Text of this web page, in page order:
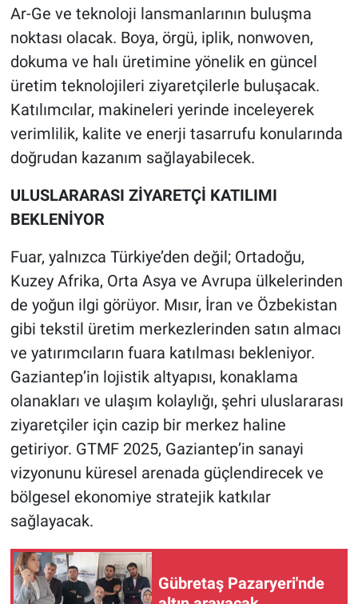
Ar-Ge ve teknoloji lansmanlarının buluşma
noktası olacak. Boya, örgü, iplik, nonwoven,
dokuma ve halı üretimine yönelik en güncel
üretim teknolojileri ziyaretçilerle buluşacak.
Katılımcılar, makineleri yerinde inceleyerek
verimlilik, kalite ve enerji tasarrufu konularında
doğrudan kazanım sağlayabilecek.
ULUSLARARASI ZİYARETÇİ KATILIMI
BEKLENİYOR
Fuar, yalnızca Türkiye’den değil; Ortadoğu,
Kuzey Afrika, Orta Asya ve Avrupa ülkelerinden
de yoğun ilgi görüyor. Mısır, İran ve Özbekistan
gibi tekstil üretim merkezlerinden satın almacı
ve yatırımcıların fuara katılması bekleniyor.
Gaziantep’in lojistik altyapısı, konaklama
olanakları ve ulaşım kolaylığı, şehri uluslararası
ziyaretçiler için cazip bir merkez haline
getiriyor. GTMF 2025, Gaziantep’in sanayi
vizyonunu küresel arenada güçlendirecek ve
bölgesel ekonomiye stratejik katkılar
sağlayacak.
Gübretaş Pazaryeri'nde